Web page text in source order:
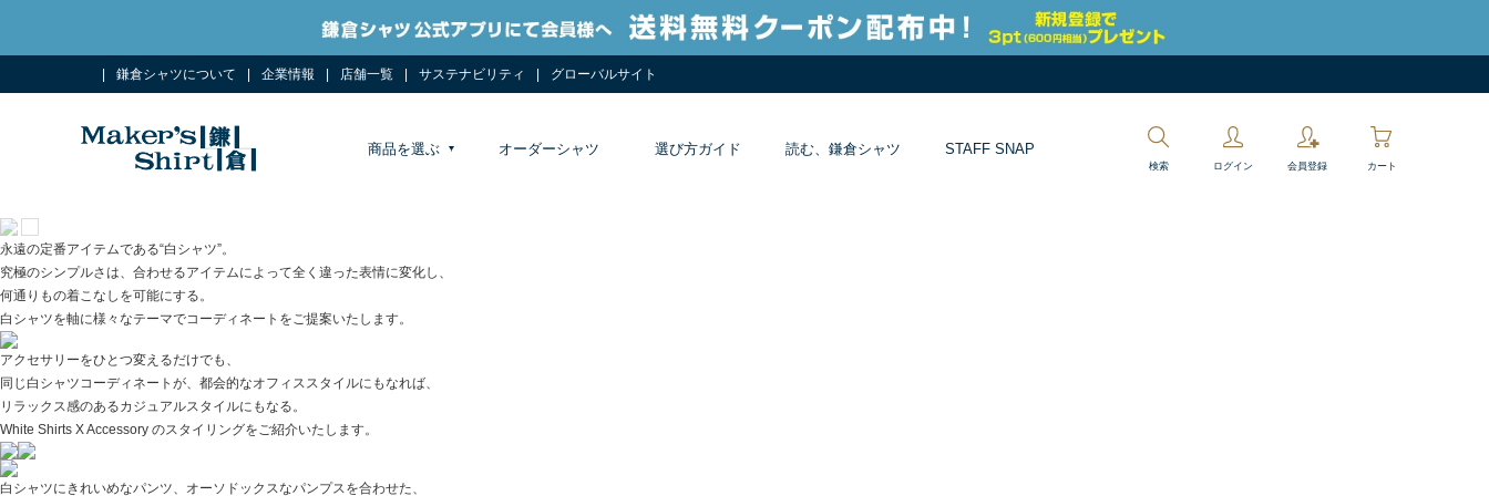
鎌倉シャツについて 企業情報 店舗一覧 サステナビリティ グローバルサイト
商品を選ぶ オーダーシャツ 選び方ガイド 読む、鎌倉シャツ STAFF SNAP
検索 ログイン 会員登録 カート
永遠の定番アイテムである“白シャツ”。
究極のシンプルさは、合わせるアイテムによって全く違った表情に変化し、
何通りもの着こなしを可能にする。
白シャツを軸に様々なテーマでコーディネートをご提案いたします。
アクセサリーをひとつ変えるだけでも、
同じ白シャツコーディネートが、都会的なオフィススタイルにもなれば、
リラックス感のあるカジュアルスタイルにもなる。
White Shirts X Accessory のスタイリングをご紹介いたします。
白シャツにきれいめなパンツ、オーソドックスなパンプスを合わせた、